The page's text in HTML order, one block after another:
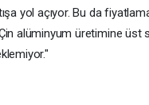
yol açıyor. Bu da
alüminyum üretimine üst